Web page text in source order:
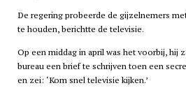
De regering probeerde de gijzelnemers
te houden, berichtte de televisie.
Op een middag in april was het voorbij, hij
bureau een brief te schrijven toen een
en zei: ‘Kom snel televisie kijken.’